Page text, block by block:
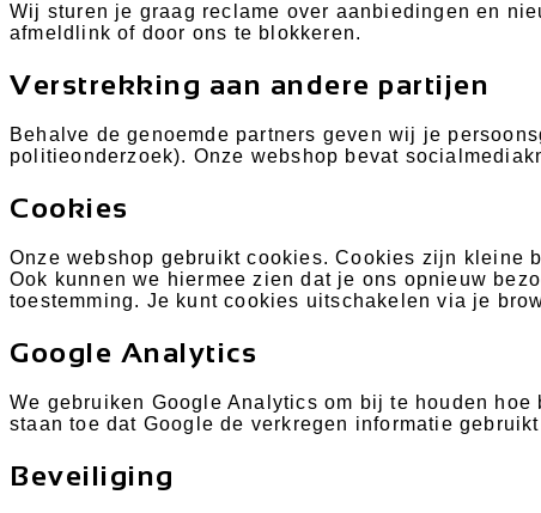
Wij sturen je graag reclame over aanbiedingen en
afmeldlink of door ons te blokkeren.
Verstrekking aan andere partijen
Behalve de genoemde partners geven wij je
politieonderzoek). Onze webshop bevat
Cookies
Onze webshop gebruikt cookies. Cookies zijn kleine
Ook kunnen we hiermee zien dat je ons opnieuw
toestemming. Je kunt cookies uitschakelen via je
Google Analytics
We gebruiken Google Analytics om bij te houden
staan toe dat Google de verkregen informatie
Beveiliging